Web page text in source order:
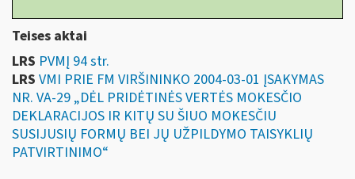
Teises aktai
LRS PVMĮ 94 str.
LRS VMI PRIE FM VIRŠININKO 2004-03-01 ĮSAKYMAS
NR. VA-29 „DĖL PRIDĖTINĖS VERTĖS MOKESČIO
DEKLARACIJOS IR KITŲ SU ŠIUO MOKESČIU
SUSIJUSIŲ FORMŲ BEI JŲ UŽPILDYMO TAISYKLIŲ
PATVIRTINIMO“